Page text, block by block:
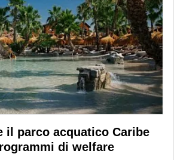
il parco acquatico Caribe
di welfare